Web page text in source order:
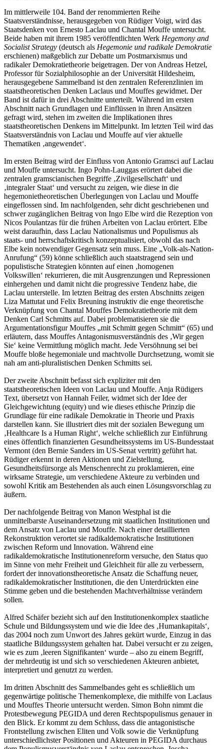
Im mittlerweile 104. Band der renommierten Reihe
Staatsverständnisse, herausgegeben von Rüdiger Voigt, wird das
Staatsdenken von Ernesto Laclau und Chantal Mouffe untersucht.
Beide haben mit ihrem 1985 veröffentlichten Werk Hegemony and
Socialist Strategy (deutsch als Hegemonie und radikale Demokratie
erschienen) maßgeblich zur Debatte um Postmarxismus und
radikaler Demokratietheorie beigetragen. Der von Andreas Hetzel,
Professor für Sozialphilosophie an der Universität Hildesheim,
herausgegebene Sammelband ist den zentralen Referenzlinien im
staatstheoretischen Denken Laclaus und Mouffes gewidmet. Der
Band ist dafür in drei Abschnitte unterteilt. Während im ersten
Abschnitt nach Grundlagen und Einflüssen in ihren Ansätzen
gefragt wird, stehen im zweiten die Implikationen ihres
staatstheoretischen Denkens im Mittelpunkt. Im letzten Teil wird das
Staatsverständnis von Laclau und Mouffe auf vier aktuelle
Thematiken ‚angewendet‘.
Im ersten Beitrag wird der Einfluss von Antonio Gramsci auf Laclau
und Mouffe untersucht. Ingo Pohn-Lauggas erörtert dabei die
zentralen gramscianischen Begriffe ‚Zivilgesellschaft‘ und
‚integraler Staat‘ und versucht zu zeigen, wie diese in die
hegemonietheoretischen Überlegungen von Laclau und Mouffe
eingeflossen sind. Im nachfolgenden, sehr dicht geschriebenen und
schwer zugänglichen Beitrag von Ingo Elbe wird die Rezeption von
Nicos Poulantzas für die frühen Arbeiten von Laclau erörtert. Elbe
weist daraufhin, dass Laclau Nationalismus und Populismus als
staats- und herrschaftskritisch konzeptualisiert, obwohl das nach
Elbe kein notwendiger Gegensatz sein muss. Eine „Volk-als-Nation-
Anrufung“ (59) könne schließlich auch staatstragend sein und
populistische Strategien könnten auf einen ‚homogenen
Volkswillen‘ rekurrieren, die mit Ausgrenzungen und Repressionen
einhergehen und damit nicht die progressive Tendenz habe, die
Laclau unterstelle. Im letzten Beitrag des ersten Abschnitts zeigen
Liza Mattutat und Felix Breuning instruktiv die enge theoretische
Verknüpfung von Chantal Mouffes Demokratietheorie mit dem
Denken Carl Schmitts auf. Dabei problematisieren sie die
Argumentationsfigur Mouffes „mit Schmitt gegen Schmitt“ (65) und
erläutern, dass Mouffes Antagonismusverständnis des ‚Wir gegen
Sie‘ keine Vermittlung möglich macht. Jede Versöhnung sei bei
Mouffe bloße hegemoniale und machtvolle Durchsetzung, womit sie
nah am anti-pluralistischen Denken Schmitts sei.
Der zweite Abschnitt befasst sich expliziter mit den
staatstheoretischen Ideen von Laclau und Mouffe. Anja Rüdigers
Text, übersetzt von Hannah Feiler, widmet sich der Idee der
Gleichgewichtung (equity) und wie dieses ethische Prinzip die
Grundlage für eine radikale Demokratie in Theorie und Praxis
darstellen kann. Sie illustriert dies mit der sozialen Bewegung um
‚Healthcare Is a Human Right‘, welche schließlich zur Einführung
eines öffentlich finanzierten Gesundheitssystems im US-Bundesstaat
Vermont (den Bernie Sanders im US-Senat vertritt) geführt hat.
Rüdiger erkennt in deren Aktionen und Zielstellung,
Gesundheitsfürsorge als Menschenrecht zu proklamieren, eine
wirksame Strategie, um verschiedene Akteure zu verbinden und
sowohl Kritik am Bestehenden als auch einen Lösungsvorschlag zu
äußern.
Der nachfolgende Beitrag von Manon Westphal ist die
unmittelbarste Auseinandersetzung mit staatlichen Institutionen und
dem Ansatz von Laclau und Mouffe. Nach einer detaillierten
Rekonstruktion verortet sie radikaldemokratische Institutionen
zwischen Reform und Innovation. Während eine
radikaldemokratische Institutionenreform versuche, den Status quo
im Sinne von mehr Freiheit und Gleichheit für alle zu verbessern,
fordert der innovationstheoretische Ansatz die Schaffung neuer,
radikaldemokratischer Institutionen, die den Unterdrückten eine
Stimme geben und die bestehenden Machtverhältnisse verändern
sollen.
Alfred Schäfer bezieht sich auf den Institutionenkomplex staatliche
Schule und Bildungssystem und wie die Idee des ‚Humankapitals‘,
das 2004 noch zum Unwort des Jahres gekürt wurde, Einzug in das
staatliche Bildungssystem gehalten hat. Dabei versucht er zu zeigen,
wie es zum ‚leeren Signifikanten‘ wurde – also zu einem Begriff,
der mehrdeutig ist und sich so verschiedenen Akteuren anbietet,
interpretiert und genutzt zu werden.
Im dritten Abschnitt des Sammelbandes geht es schließlich um
gegenwärtige politische Themenkomplexe, die mithilfe von Laclaus
und Mouffes Theorie untersucht werden. Simon Bohn nimmt die
Protestbewegung PEGIDA und deren Rechtspopulismus genauer in
den Blick. Er kommt zu dem Schluss, dass die antagonistische
Frontstellung zwischen Eliten und Volk sowie die Verknüpfung
unterschiedlichster Positionen und Akteuren in PEGIDA durchaus